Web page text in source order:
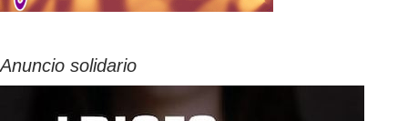
Anuncio solidario